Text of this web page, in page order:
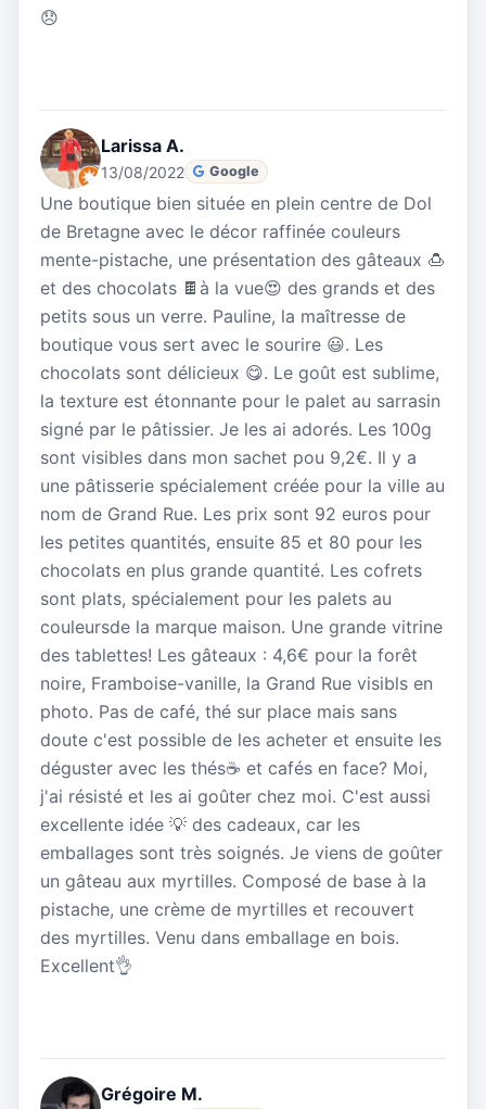
😞
Larissa A.
13/08/2022 Google
Une boutique bien située en plein centre de Dol
de Bretagne avec le décor raffinée couleurs
mente-pistache, une présentation des gâteaux 🍮
et des chocolats 🍫à la vue😍 des grands et des
petits sous un verre. Pauline, la maîtresse de
boutique vous sert avec le sourire 😃. Les
chocolats sont délicieux 😋. Le goût est sublime,
la texture est étonnante pour le palet au sarrasin
signé par le pâtissier. Je les ai adorés. Les 100g
sont visibles dans mon sachet pou 9,2€. Il y a
une pâtisserie spécialement créée pour la ville au
nom de Grand Rue. Les prix sont 92 euros pour
les petites quantités, ensuite 85 et 80 pour les
chocolats en plus grande quantité. Les cofrets
sont plats, spécialement pour les palets au
couleursde la marque maison. Une grande vitrine
des tablettes! Les gâteaux : 4,6€ pour la forêt
noire, Framboise-vanille, la Grand Rue visibls en
photo. Pas de café, thé sur place mais sans
doute c'est possible de les acheter et ensuite les
déguster avec les thés☕️ et cafés en face? Moi,
j'ai résisté et les ai goûter chez moi. C'est aussi
excellente idée 💡 des cadeaux, car les
emballages sont très soignés. Je viens de goûter
un gâteau aux myrtilles. Composé de base à la
pistache, une crème de myrtilles et recouvert
des myrtilles. Venu dans emballage en bois.
Excellent👌
Grégoire M.